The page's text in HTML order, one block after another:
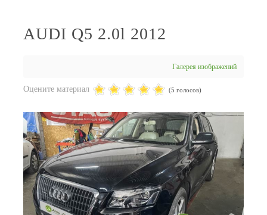
AUDI Q5 2.0l 2012
Галерея изображений
Оцените материал (5 голосов)